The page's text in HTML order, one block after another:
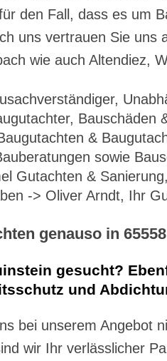
den Fall, dass es um
uns vertrauen Sie
wie auch Altendiez,
&
sowie
Gutachten &
-> Oliver Arndt, Ihr
genauso in
gesucht?
und
bei unserem Angebot
wir Ihr verlässlicher